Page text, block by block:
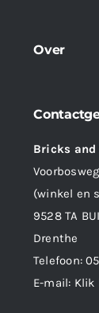
Over
Bricks and
(winkel en
9528 TA
Drenthe
Telefoon:
E-mail: Klik